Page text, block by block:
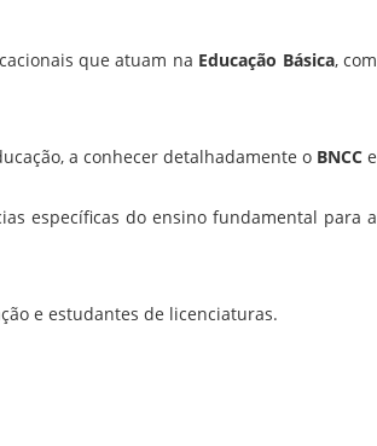
que atuam na Educação Básica, com
a conhecer detalhadamente o BNCC e
específicas do ensino fundamental para a
e estudantes de licenciaturas.